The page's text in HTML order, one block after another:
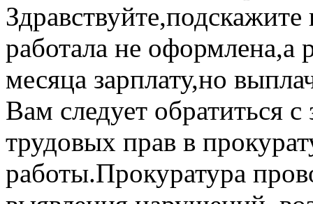
работала не оформлена,а
месяца зарплату,но
Вам следует обратиться
трудовых прав в
работы.Прокуратура